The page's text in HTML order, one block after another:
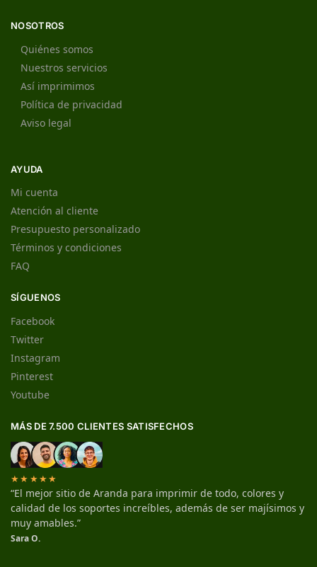
NOSOTROS
Quiénes somos
Nuestros servicios
Así imprimimos
Política de privacidad
Aviso legal
AYUDA
Mi cuenta
Atención al cliente
Presupuesto personalizado
Términos y condiciones
FAQ
SÍGUENOS
Facebook
Twitter
Instagram
Pinterest
Youtube
MÁS DE 7.500 CLIENTES SATISFECHOS
★★★★★
“El mejor sitio de Aranda para imprimir de todo, colores y
calidad de los soportes increíbles, además de ser majísimos y
muy amables.”
Sara O.